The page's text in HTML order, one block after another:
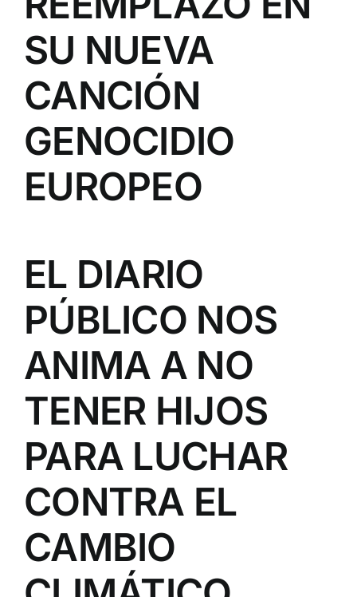
SU NUEVA
CANCIÓN
GENOCIDIO
EUROPEO
EL DIARIO
PÚBLICO NOS
ANIMA A NO
TENER HIJOS
PARA LUCHAR
CONTRA EL
CAMBIO